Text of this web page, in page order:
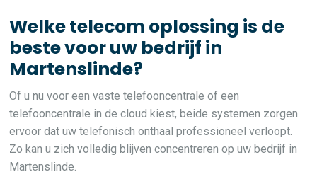
Welke telecom oplossing is de
beste voor uw bedrijf in
Martenslinde?
Of u nu voor een vaste telefooncentrale of een
telefooncentrale in de cloud kiest, beide systemen zorgen
ervoor dat uw telefonisch onthaal professioneel verloopt.
Zo kan u zich volledig blijven concentreren op uw bedrijf in
Martenslinde.